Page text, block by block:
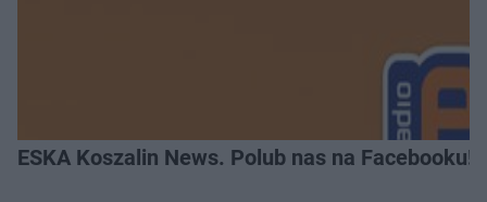
ESKA Koszalin News. Polub nas na Facebooku!